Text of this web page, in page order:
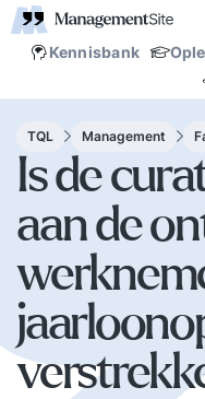
Kennisbank
TQL Management
Is de
aan de